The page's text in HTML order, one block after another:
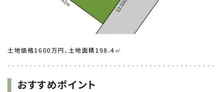
土地価格1600万円、土地面積198.4㎡
おすすめポイント